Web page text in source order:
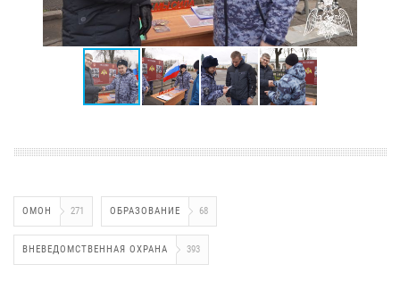
ОМОН 271 ОБРАЗОВАНИЕ 68
ВНЕВЕДОМСТВЕННАЯ ОХРАНА 393